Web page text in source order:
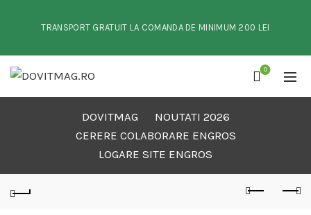
TRANSPORT GRATUIT LA COMANDA DE MINIMUM 200 LEI
0
DOVITMAG
NOUTATI 2026
CERERE COLABORARE ENGROS
LOGARE SITE ENGROS